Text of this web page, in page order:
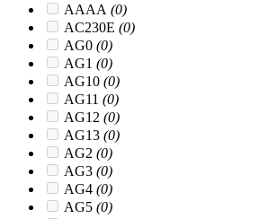
AAAA (0)
AC230E (0)
AG0 (0)
AG1 (0)
AG10 (0)
AG11 (0)
AG12 (0)
AG13 (0)
AG2 (0)
AG3 (0)
AG4 (0)
AG5 (0)